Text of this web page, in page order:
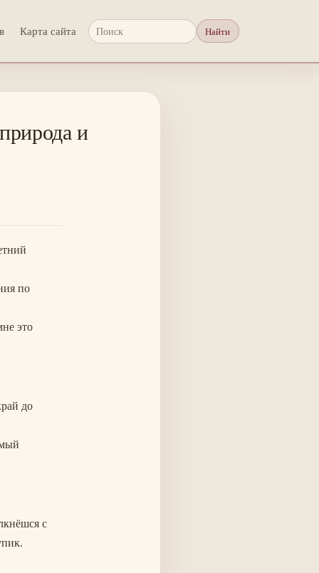
Карта сайта
Поиск
Найти
и
по
это
до
с